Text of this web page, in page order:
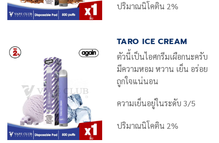
ปริมาณนิโคติน 2%
TARO ICE CREAM
ตัวนี้เป็นไอศกรีมเผือกนะครับ
มีความหอม หวาน เย็น อร่อย
ถูกใจแน่นอน
ความเย็นอยู่ในระดับ 3/5
ปริมาณนิโคติน 2%